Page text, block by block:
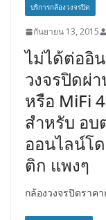
บริการกล้องวงจรปิด
กันยายน 13, 2015
ไม่ได้ต่ออิ
วงจรปิดผ่
หรือ MiFi
สำหรับ อบ
ออนไลน์โ
ติก แพงๆ
กล้องวงจรปิดราค